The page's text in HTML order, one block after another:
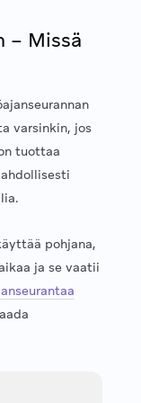
– Missä
varsinkin, jos
tuottaa
pohjana,
ja se vaatii